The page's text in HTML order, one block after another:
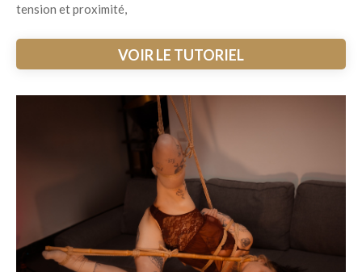
tension et proximité,
VOIR LE TUTORIEL